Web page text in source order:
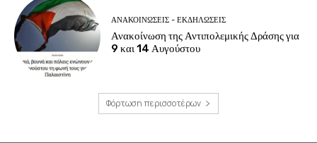
ΑΝΑΚΟΙΝΩΣΕΙΣ - ΕΚΔΗΛΩΣΕΙΣ
Ανακοίνωση της Αντιπολεμικής Δράσης για
9 και 14 Αυγούστου
Φόρτωση περισσοτέρων